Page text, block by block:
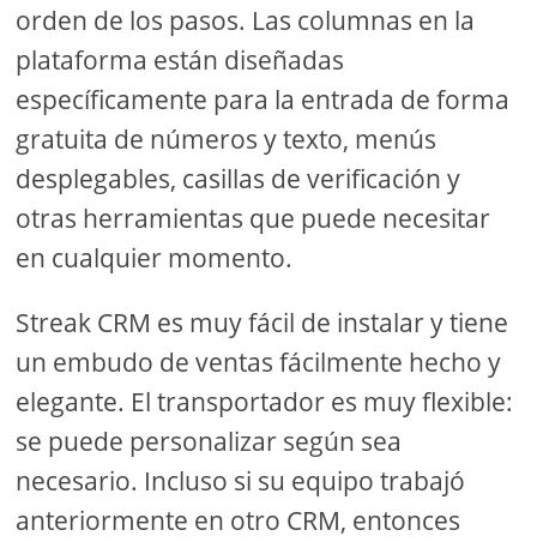
orden de los pasos. Las columnas en la
plataforma están diseñadas
específicamente para la entrada de forma
gratuita de números y texto, menús
desplegables, casillas de verificación y
otras herramientas que puede necesitar
en cualquier momento.
Streak CRM es muy fácil de instalar y tiene
un embudo de ventas fácilmente hecho y
elegante. El transportador es muy flexible:
se puede personalizar según sea
necesario. Incluso si su equipo trabajó
anteriormente en otro CRM, entonces